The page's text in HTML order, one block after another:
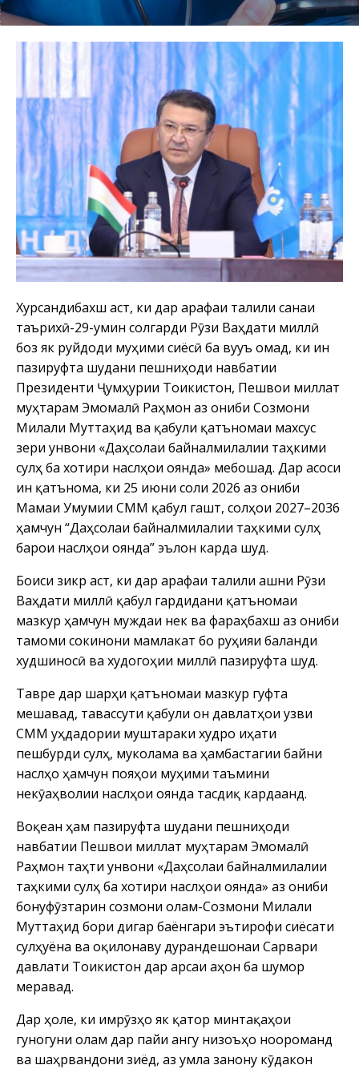
Хурсандибахш аст, ки дар арафаи таҷлили санаи
таърихӣ-29-умин солгарди Рӯзи Ваҳдати миллӣ
боз як руйдоди муҳими сиёсӣ ба вуҷуъ омад, ки ин
пазируфта шудани пешниҳоди навбатии
Президенти Ҷумҳурии Тоҷикистон, Пешвои миллат
муҳтарам Эмомалӣ Раҳмон аз ҷониби Созмони
Милали Муттаҳид ва қабули қатъномаи махсус
зери унвони «Даҳсолаи байналмилалии таҳкими
сулҳ ба хотири наслҳои оянда» мебошад. Дар асоси
ин қатънома, ки 25 июни соли 2026 аз ҷониби
Маҷмаи Умумии СММ қабул гашт, солҳои 2027–2036
ҳамчун “Даҳсолаи байналмилалии таҳкими сулҳ
барои наслҳои оянда” эълон карда шуд.
Боиси зикр аст, ки дар арафаи таҷлили ҷашни Рӯзи
Ваҳдати миллӣ қабул гардидани қатъномаи
мазкур ҳамчун муждаи нек ва фараҳбахш аз ҷониби
тамоми сокинони мамлакат бо руҳияи баланди
худшиносӣ ва худогоҳии миллӣ пазируфта шуд.
Тавре дар шарҳи қатъномаи мазкур гуфта
мешавад, тавассути қабули он давлатҳои узви
СММ уҳдадории муштараки худро ҷиҳати
пешбурди сулҳ, муколама ва ҳамбастагии байни
наслҳо ҳамчун пояҳои муҳими таъмини
некӯаҳволии наслҳои оянда тасдиқ кардаанд.
Воқеан ҳам пазируфта шудани пешниҳоди
навбатии Пешвои миллат муҳтарам Эмомалӣ
Раҳмон таҳти унвони «Даҳсолаи байналмилалии
таҳкими сулҳ ба хотири наслҳои оянда» аз ҷониби
бонуфӯзтарин созмони олам-Созмони Милали
Муттаҳид бори дигар баёнгари эътирофи сиёсати
сулҳҷуёна ва оқилонаву дурандешонаи Сарвари
давлати Тоҷикистон дар арсаи ҷаҳон ба шумор
меравад.
Дар ҳоле, ки имрӯзҳо як қатор минтақаҳои
гуногуни олам дар пайи ҷангу низоъҳо ноороманд
ва шаҳрвандони зиёд, аз ҷумла занону кӯдакон